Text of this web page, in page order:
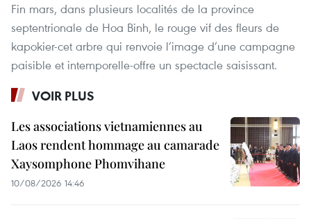
Fin mars, dans plusieurs localités de la province
septentrionale de Hoa Binh, le rouge vif des fleurs de
kapokier-cet arbre qui renvoie l’image d’une campagne
paisible et intemporelle-offre un spectacle saisissant.
VOIR PLUS
Les associations vietnamiennes au
Laos rendent hommage au camarade
Xaysomphone Phomvihane
10/08/2026 14:46